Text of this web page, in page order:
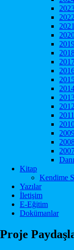
2022
2021
2012
2011
Kitap
Kendime
Yazılar
İletişim
E-Eğitim
Dokümanlar
Proje